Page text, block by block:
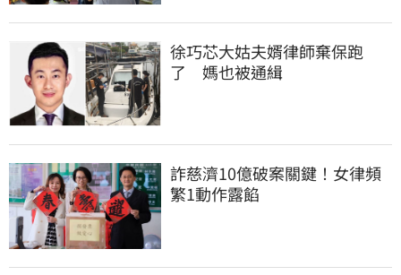
徐巧芯大姑夫婿律師棄保跑
了　媽也被通緝
詐慈濟10億破案關鍵！女律頻
繁1動作露餡